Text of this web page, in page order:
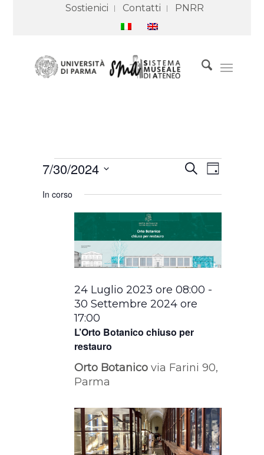
Sostienici Contatti PNRR
Eventi
for
2024
Eventi
Ricerca
Navigazione
CercaEvento
Viste
Giorno
7/30/2024
In corso
L’Orto Botanico chiuso per
restauro
24 Luglio 2023 ore 08:00 -
30 Settembre 2024 ore
17:00
Orto Botanicovia Farini 90,
Parma